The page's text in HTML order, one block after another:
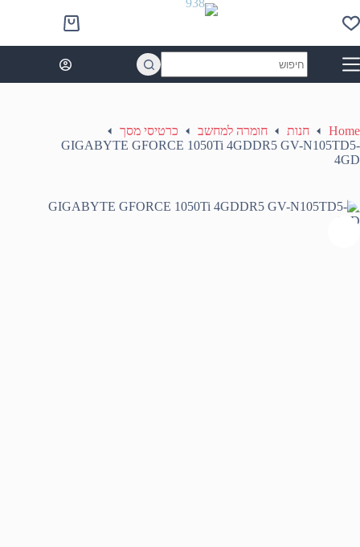
to
content
Shopping
cart
results
Home חנות חומרה למחשב
כרטיסי מסך
GIGABYTE GFORCE 1050Ti 4GDDR5 GV-N105TD5-
4GD